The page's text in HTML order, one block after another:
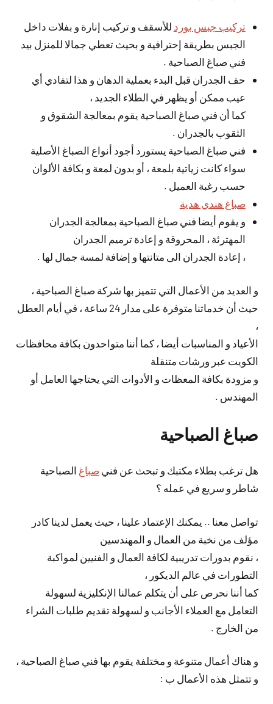
تركيب جبس بورد للأسقف و تركيب إنارة و بفلات داخل
الجبس بطريقة إحترافية و بحيث تعطي جمالا للمنزل بيد
فني صباغ الصباحية .
حف الجدران قبل البدء بعملية الدهان و هذا لتفادي أي
عيب ممكن أو يظهر في الطلاء الجديد ،
كما أن فني صباغ الصباحية يقوم بمعالجة الشقوق و
الثقوب بالجدران .
فني صباغ الصباحية يستورد أجود أنواع الصباغ الأصلية
سواء كانت زياتية بلمعة ، أو بدون لمعة و بكافة الألوان
حسب رغبة العميل .
صباغ هندي هدية
و يقوم أيضا فني صباغ الصباحية بمعالجة الجدران
المهترئة ، المحروقة و إعادة ترميم الجدران
، إعادة الجدران الى متانتها و إضافة لمسة جمال لها .
و العديد من الأعمال التي تتميز بها شركة صباغ الصباحية ،
حيث أن خدماتنا متوفرة على مدار 24 ساعة ، في أيام العطل
،
الأعياد و المناسبات أيضا ، كما أننا متواحدون بكافة محافظات
الكويت عبر ورشات متنقلة
و مزودة بكافة المعظات و الأدوات التي يحتاجها العامل أو
المهندس .
صباغ الصباحية
هل ترغب بطلاء مكتبك و تبحث عن فني صباغ الصباحية
شاطر و سريع في عمله ؟
تواصل معنا .. يمكنك الإعتماد علينا ، حيث يعمل لدينا كادر
مؤلف من نخبة من العمال و المهندسين
، نقوم بدورات تدريبية لكافة العمال و الفنيين لمواكبة
التطورات في عالم الديكور ،
كما أننا نحرص على أن يتكلم عمالنا الإنكليزية لسهولة
التعامل مع العملاء الأجانب و لسهولة تقديم طلبات الشراء
من الخارج .
و هناك أعمال متنوعة و مختلفة يقوم بها فني صباغ الصباحية ،
و تتمثل هذه الأعمال ب :